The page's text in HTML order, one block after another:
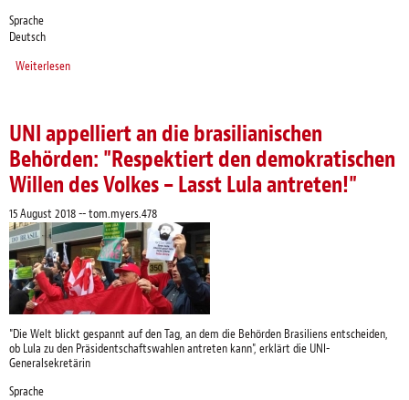
Sprache
Deutsch
Weiterlesen
UNI appelliert an die brasilianischen
Behörden: "Respektiert den demokratischen
Willen des Volkes – Lasst Lula antreten!"
15 August 2018 -- tom.myers.478
"Die Welt blickt gespannt auf den Tag, an dem die Behörden Brasiliens entscheiden,
ob Lula zu den Präsidentschaftswahlen antreten kann", erklärt die UNI-
Generalsekretärin
Sprache